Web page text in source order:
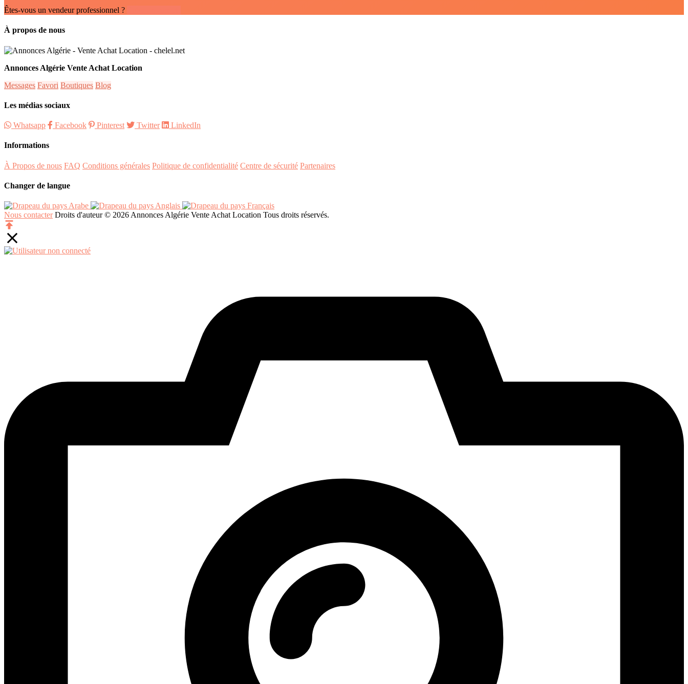
Êtes-vous un vendeur professionnel ?
À propos de nous
Annonces Algérie Vente Achat Location
Messages Favori Boutiques Blog
Les médias sociaux
Whatsapp Facebook Pinterest Twitter LinkedIn
Informations
À Propos de nous FAQ Conditions générales Politique de confidentialité Centre de sécurité Partenaires
Changer de langue
Arabe Anglais
Français
Nous contacter Droits d'auteur © 2026 Annonces Algérie Vente Achat Location Tous droits réservés.